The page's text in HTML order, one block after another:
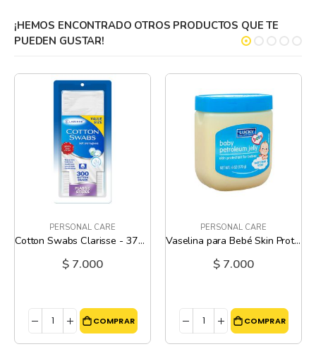
¡HEMOS ENCONTRADO OTROS PRODUCTOS QUE TE
PUEDEN GUSTAR!
PERSONAL CARE
Cotton Swabs Clarisse - 375 Und
$ 7.000
COMPRAR
PERSONAL CARE
Vaselina para Bebé Skin Protectant Fresh Scent Lucky - 6 Oz
$ 7.000
COMPRAR